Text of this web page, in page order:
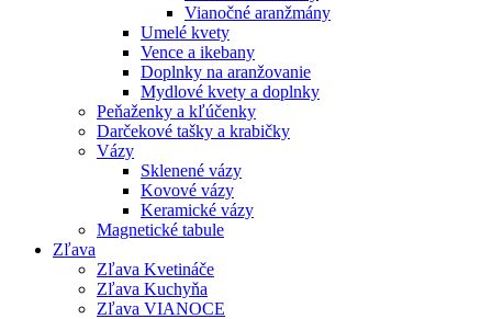
Vianočné aranžmány
Umelé kvety
Vence a ikebany
Doplnky na aranžovanie
Mydlové kvety a doplnky
Peňaženky a kľúčenky
Darčekové tašky a krabičky
Vázy
Sklenené vázy
Kovové vázy
Keramické vázy
Magnetické tabule
Zľava
Zľava Kvetináče
Zľava Kuchyňa
Zľava VIANOCE